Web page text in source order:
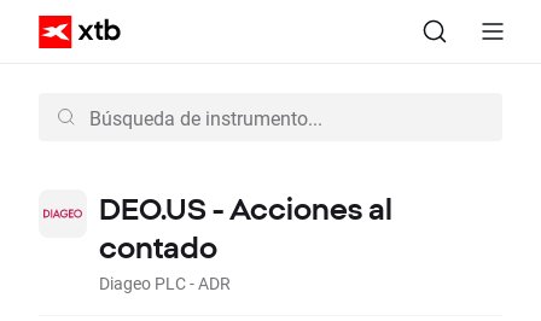
DEO.US - Acciones al
contado
Diageo PLC - ADR